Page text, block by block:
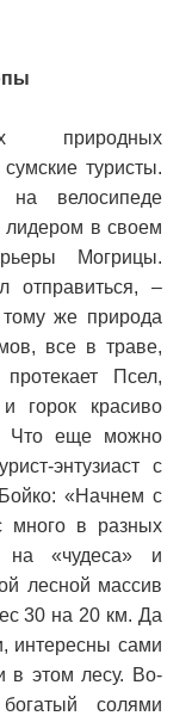
природных
туристы.
велосипеде
лидером в своем
Могрицы.
отправиться, –
же природа
все в траве,
Псел,
горок красиво
Что еще можно
энтузиаст с
«Начнем с
много в разных
на «чудеса» и
лесной массив
30 на 20 км. Да
интересны сами
в этом лесу. Во-
солями